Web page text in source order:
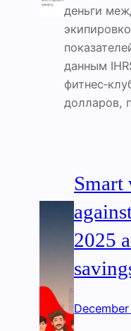
деньги
данным
долларов,
Smart
2025